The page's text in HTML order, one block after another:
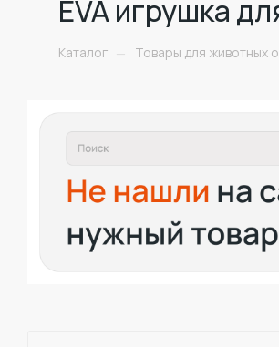
EVA игрушка
Каталог — Товары для животных